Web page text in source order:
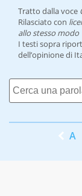
Tratto dalla voce
Rilasciato con
allo stesso modo
I testi sopra
dell’opinione di
A